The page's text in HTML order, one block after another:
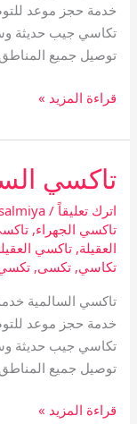
خدمة حجز موعد
تكاسي جيب حديثة
توصيل جميع
قراءة المزيد »
تاكسي
اترك تعليقاً /
تاكسي الجهراء,
العقيلة,تاكسي
تكاسي,تكسى,
تاكسي السالمية خدمة ســ
خدمة حجز موعد
تكاسي جيب حديثة
توصيل جميع
تاكسي
السالمية
قراءة المزيد »